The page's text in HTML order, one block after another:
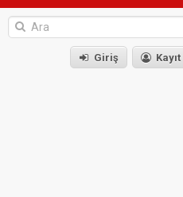
Giriş Kayıt